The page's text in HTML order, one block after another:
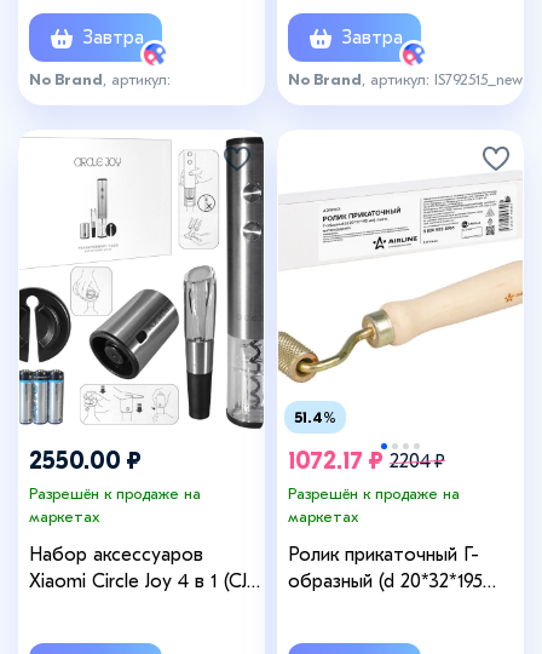
Завтра
No Brand , артикул:
IS793979_new
Завтра
No Brand , артикул: IS792515_new
2550.00 ₽
Разрешён к продаже на
маркетах
Набор аксессуаров
Xiaomi Circle Joy 4 в 1 (CJ-
51.4%
1072.17 ₽ 2204 ₽
Разрешён к продаже на
маркетах
Ролик прикаточный Г-
образный (d 20*32*195